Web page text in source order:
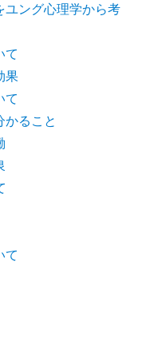
ユング心理学から考
て
果
て
かること
て